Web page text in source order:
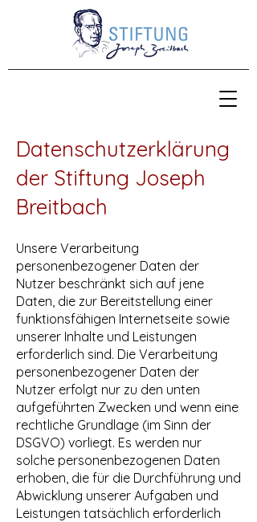
Datenschutzerklärung
der Stiftung Joseph
Breitbach
Unsere Verarbeitung
personenbezogener Daten der
Nutzer beschränkt sich auf jene
Daten, die zur Bereitstellung einer
funktionsfähigen Internetseite sowie
unserer Inhalte und Leistungen
erforderlich sind. Die Verarbeitung
personenbezogener Daten der
Nutzer erfolgt nur zu den unten
aufgeführten Zwecken und wenn eine
rechtliche Grundlage (im Sinn der
DSGVO) vorliegt. Es werden nur
solche personenbezogenen Daten
erhoben, die für die Durchführung und
Abwicklung unserer Aufgaben und
Leistungen tatsächlich erforderlich